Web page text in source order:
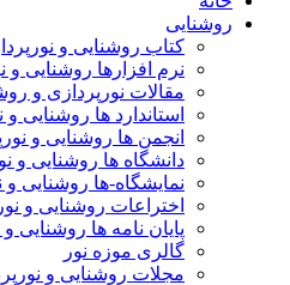
روشنایی
کتاب روشنایی و
نرم افزارها روشنایی و
مقالات نورپردازی و
استاندارد ها روشنایی و
انجمن ها روشنایی و
دانشگاه ها روشنایی و
نمایشگاه-ها روشنایی و
اختراعات روشنایی و
پایان نامه ها روشنایی
گالری موزه نور
مجلات روشنایی و